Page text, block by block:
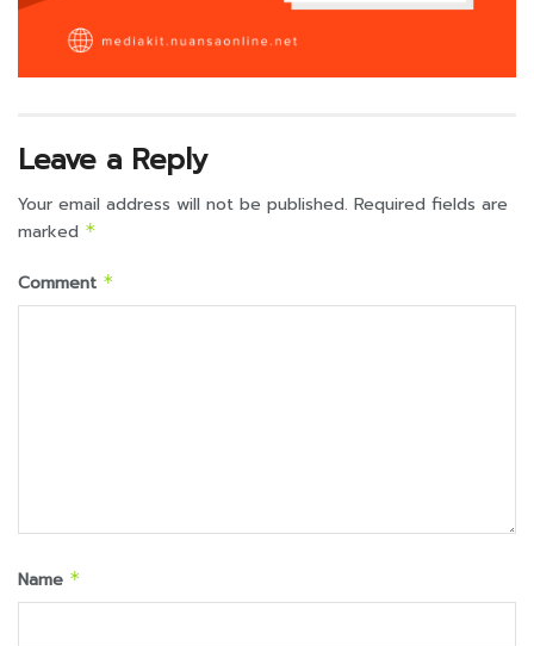
Leave a Reply
Your email address will not be published. Required fields are
marked *
Comment *
Name *